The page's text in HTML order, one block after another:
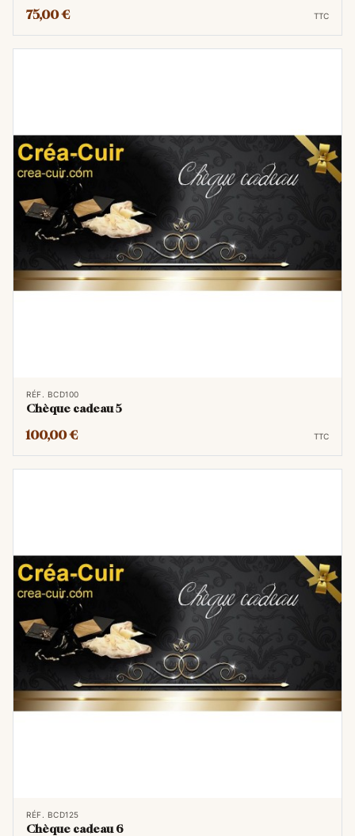
75,00 € TTC
RÉF. BCD100
Chèque cadeau 5
100,00 € TTC
RÉF. BCD125
Chèque cadeau 6